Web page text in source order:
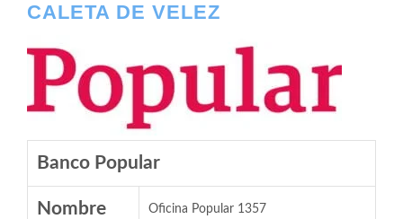
CALETA DE VELEZ
Banco Popular
Nombre Oficina Popular 1357